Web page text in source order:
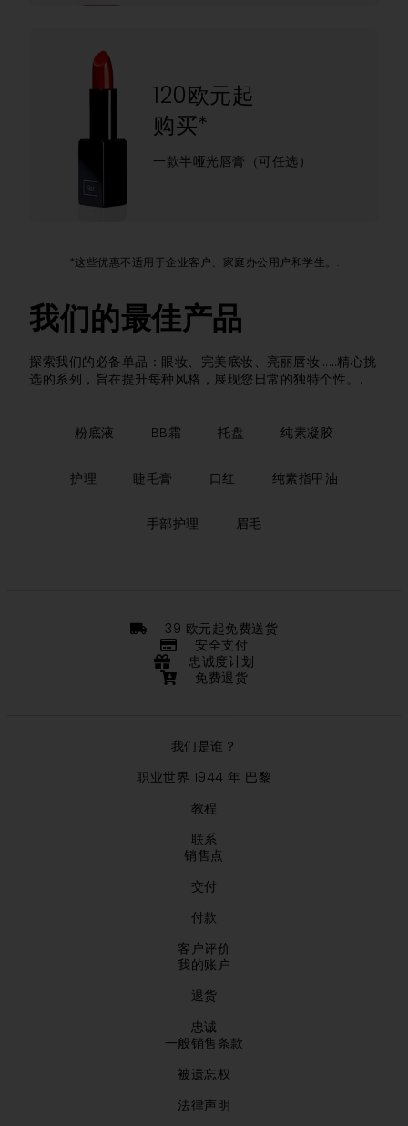
120欧元起
购买*
一款半哑光唇膏（可任选）
*这些优惠不适用于企业客户、家庭办公用户和学生。.
我们的最佳产品
探索我们的必备单品：眼妆、完美底妆、亮丽唇妆……精心挑
选的系列，旨在提升每种风格，展现您日常的独特个性。.
粉底液 BB霜 托盘 纯素凝胶
护理 睫毛膏 口红 纯素指甲油
手部护理 眉毛
39 欧元起免费送货
安全支付
忠诚度计划
免费退货
我们是谁？
职业世界 1944 年 巴黎
教程
联系
销售点
交付
付款
客户评价
我的账户
退货
忠诚
一般销售条款
被遗忘权
法律声明